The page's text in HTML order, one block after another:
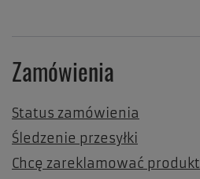
Zamówienia
Status zamówienia
Śledzenie przesyłki
Chcę zareklamować produkt